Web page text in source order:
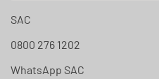
SAC
0800 276 1202
WhatsApp SAC